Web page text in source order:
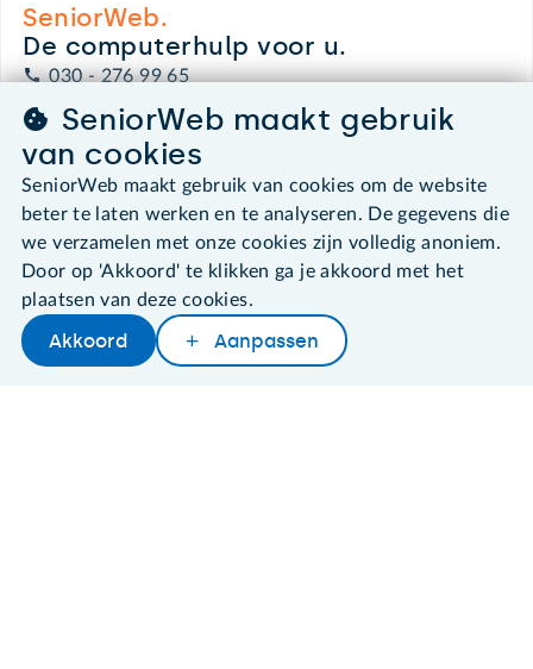
Later lezenDelenWoordenboek
SeniorWeb.
De computerhulp voor u.
030 - 276 99 65
leden@seniorweb.nl
©2026 SeniorWeb
Algemene voorwaarden
Cookies en cookie-instellingen
Disclaimer
Privacybeleid
SeniorWeb maakt gebruik
van cookies
SeniorWeb maakt gebruik van cookies om de website
beter te laten werken en te analyseren. De gegevens die
we verzamelen met onze cookies zijn volledig anoniem.
Door op 'Akkoord' te klikken ga je akkoord met het
plaatsen van deze cookies.
Akkoord Aanpassen